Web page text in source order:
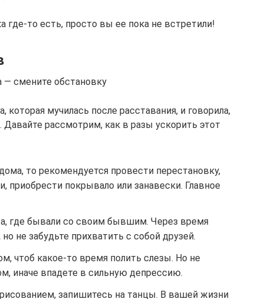
где-то есть, просто вы ее пока не встретили!
— смените обстановку
которая мучилась после расставания, и говорила,
рассмотрим, как в разы ускорить этот
то рекомендуется провести перестановку,
приобрести покрывало или занавески. Главное
где бывали со своим бывшим. Через время
не забудьте прихватить с собой друзей.
чтоб какое-то время полить слезы. Но не
иначе впадете в сильную депрессию.
запишитесь на танцы. В вашей жизни